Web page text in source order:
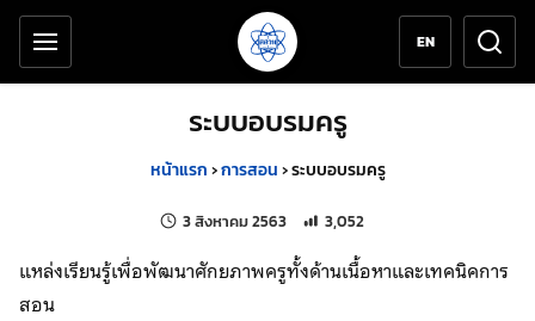
ข้ามไปยังเนื้อหาหลัก
เครื่องมือช่วยเหลือ
EN
ระบบอบรมครู
หน้าแรก›การสอน›ระบบอบรมครู
3 สิงหาคม 2563 แก้ไขล่าสุดเมื่อ:
จำนวนการเข้าชม 3,052 ครั้ง
3,052
แหล่งเรียนรู้เพื่อพัฒนาศักยภาพครูทั้งด้านเนื้อหาและเทคนิคการ
สอน